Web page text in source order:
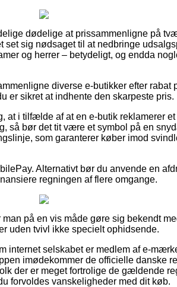
dødelige at prissammenligne på
set sig nødsaget til at nedbringe
og herrer – betydeligt, og endda
diverse e-butikker efter
er sikret at indhente den skarpeste pris.
at i tilfælde af at en e-butik reklamerer
så bør det tit være et symbol på en
som garanterer køber imod
Alternativt bør du anvende en
regningen af flere omgange.
på en vis måde gøre sig bekendt
uden tvivl ikke specielt ophidsende.
internet selskabet er medlem af e-
imødekommer de officielle danske
der er meget fortrolige de gældende
forvoldes vanskeligheder med dit køb.